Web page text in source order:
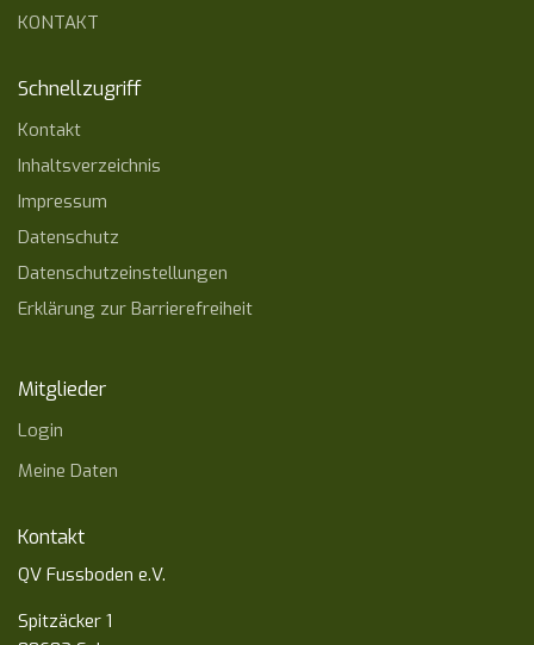
KONTAKT
Schnellzugriff
Kontakt
Inhaltsverzeichnis
Impressum
Datenschutz
Datenschutzeinstellungen
Erklärung zur Barrierefreiheit
Mitglieder
Login
Meine Daten
Kontakt
QV Fussboden e.V.
Spitzäcker 1